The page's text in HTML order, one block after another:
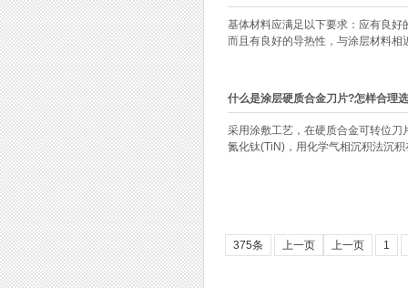
基体材料应满足以下要求：应有良
而且有良好的导热性，与涂层材料
什么是涂层硬质合金刀片?怎样合理
采用涂敷工艺，在硬质合金可转位
氮化钛(TiN)，用化学气相沉积法沉
375条 上一页 上一页 1